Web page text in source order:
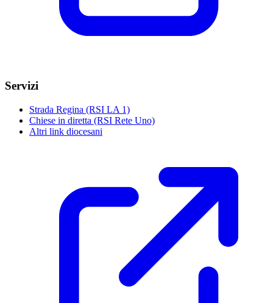
Servizi
Strada Regina (RSI LA 1)
Chiese in diretta (RSI Rete Uno)
Altri link diocesani